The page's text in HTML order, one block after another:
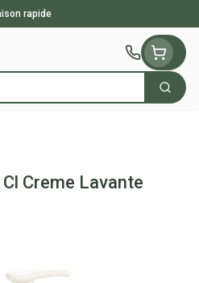
rapide
Creme Lavante